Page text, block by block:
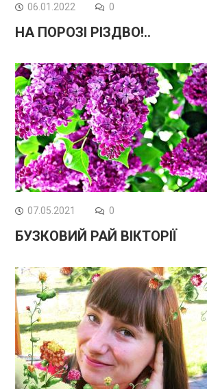
06.01.2022 0
НА ПОРОЗІ РІЗДВО!..
07.05.2021 0
БУЗКОВИЙ РАЙ ВІКТОРІЇ